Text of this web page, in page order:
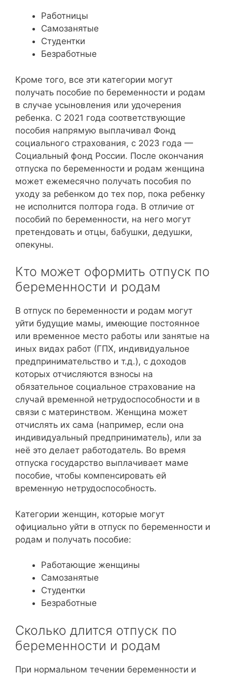
Работницы
Самозанятые
Студентки
Безработные
Кроме того, все эти категории могут
получать пособие по беременности и родам
в случае усыновления или удочерения
ребенка. С 2021 года соответствующие
пособия напрямую выплачивал Фонд
социального страхования, с 2023 года —
Социальный фонд России. После окончания
отпуска по беременности и родам женщина
может ежемесячно получать пособия по
уходу за ребенком до тех пор, пока ребенку
не исполнится полтора года. В отличие от
пособий по беременности, на него могут
претендовать и отцы, бабушки, дедушки,
опекуны.
Кто может оформить отпуск по
беременности и родам
В отпуск по беременности и родам могут
уйти будущие мамы, имеющие постоянное
или временное место работы или занятые на
иных видах работ (ГПХ, индивидуальное
предпринимательство и т.д.), с доходов
которых отчисляются взносы на
обязательное социальное страхование на
случай временной нетрудоспособности и в
связи с материнством. Женщина может
отчислять их сама (например, если она
индивидуальный предприниматель), или за
неё это делает работодатель. Во время
отпуска государство выплачивает маме
пособие, чтобы компенсировать ей
временную нетрудоспособность.
Категории женщин, которые могут
официально уйти в отпуск по беременности и
родам и получать пособие:
Работающие женщины
Самозанятые
Студентки
Безработные
Сколько длится отпуск по
беременности и родам
При нормальном течении беременности и